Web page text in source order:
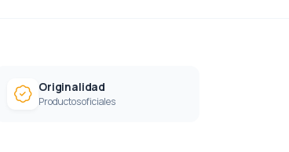
Originalidad
Productos oficiales